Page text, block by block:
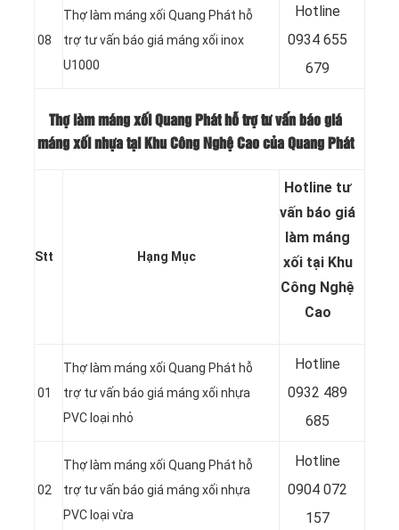
08
Thợ làm máng xối Quang Phát hỗ
trợ tư vấn báo giá máng xối inox
U1000
Hotline
0934 655
679
Thợ làm máng xối Quang Phát hỗ trợ tư vấn báo giá
máng xối nhựa tại Khu Công Nghệ Cao của Quang Phát
Stt Hạng Mục
Hotline tư
vấn báo giá
làm máng
xối tại Khu
Công Nghệ
Cao
01
Thợ làm máng xối Quang Phát hỗ
trợ tư vấn báo giá máng xối nhựa
PVC loại nhỏ
Hotline
0932 489
685
02
Thợ làm máng xối Quang Phát hỗ
trợ tư vấn báo giá máng xối nhựa
PVC loại vừa
Hotline
0904 072
157